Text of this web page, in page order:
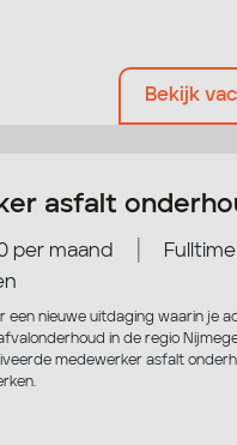
Bekijk
asfalt
per maand Fulltime
een nieuwe uitdaging waarin je
in de regio
medewerker asfalt